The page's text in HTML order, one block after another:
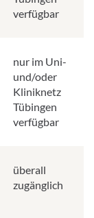
verfügbar
nur im Uni-
und/oder
Kliniknetz
Tübingen
verfügbar
überall
zugänglich